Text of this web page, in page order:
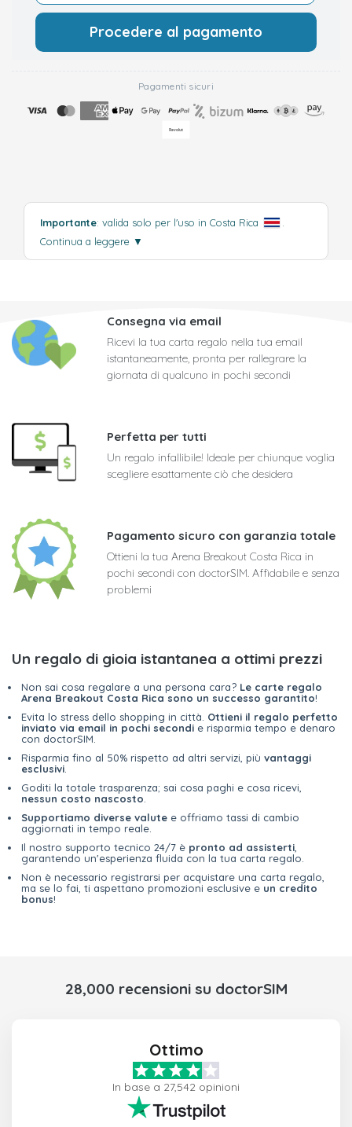
Procedere al pagamento
Pagamenti sicuri
Importante: valida solo per l'uso in Costa Rica
Continua a leggere ▼
Consegna via email
Ricevi la tua carta regalo nella tua email
istantaneamente, pronta per rallegrare la
giornata di qualcuno in pochi secondi
Perfetta per tutti
Un regalo infallibile! Ideale per chiunque voglia
scegliere esattamente ciò che desidera
Pagamento sicuro con garanzia totale
Ottieni la tua Arena Breakout Costa Rica in
pochi secondi con doctorSIM. Affidabile e senza
problemi
Un regalo di gioia istantanea a ottimi prezzi
Non sai cosa regalare a una persona cara? Le carte regalo
Arena Breakout Costa Rica sono un successo garantito!
Evita lo stress dello shopping in città. Ottieni il regalo perfetto
inviato via email in pochi secondi e risparmia tempo e denaro
con doctorSIM.
Risparmia fino al 50% rispetto ad altri servizi, più vantaggi
esclusivi
Goditi la totale trasparenza; sai cosa paghi e cosa ricevi,
nessun costo nascosto
Supportiamo diverse valute e offriamo tassi di cambio
aggiornati in tempo reale.
Il nostro supporto tecnico 24/7 è pronto ad assisterti
garantendo un'esperienza fluida con la tua carta regalo.
Non è necessario registrarsi per acquistare una carta regalo,
ma se lo fai, ti aspettano promozioni esclusive e un credito
bonus!
28,000 recensioni su doctorSIM
Ottimo
In base a 27,542 opinioni